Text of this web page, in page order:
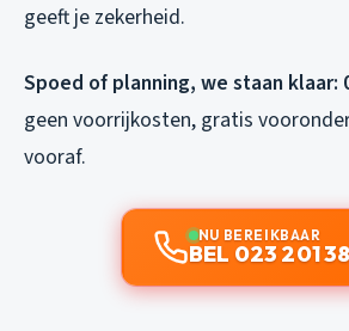
geeft je zekerheid.
Spoed of planning, we staan klaar:
geen voorrijkosten, gratis
vooraf.
NU BEREIKBAAR
BEL 023 201